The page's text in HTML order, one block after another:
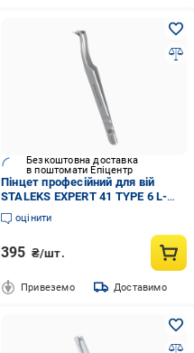
Безкоштовна доставка
в поштомати Епіцентр
Пінцет професійний для вій
STALEKS EXPERT 41 TYPE 6 L-
образний, 75' (TE-41/6)
оцінити
395 ₴/шт.
Привеземо Доставимо